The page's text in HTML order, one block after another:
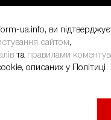
Global Teacher Prize-2026
ua.info, ви
сайтом,
та правилами
описаних у Політиці